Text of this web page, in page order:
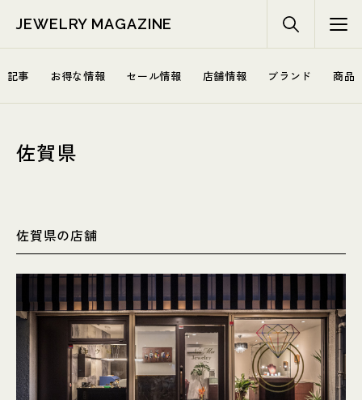
JEWELRY MAGAZINE
記事 お得な情報 セール情報 店舗情報 ブランド 商品
佐賀県
佐賀県の店舗